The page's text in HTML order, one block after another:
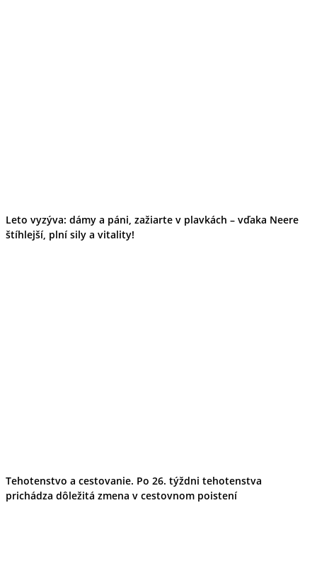
Leto vyzýva: dámy a páni, zažiarte v plavkách – vďaka Neere
štíhlejší, plní sily a vitality!
Tehotenstvo a cestovanie. Po 26. týždni tehotenstva
prichádza dôležitá zmena v cestovnom poistení